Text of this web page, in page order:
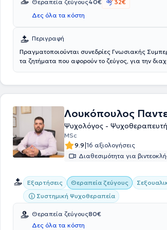
επιλεκτική αλαλία ή αδυναμία να σχετιστούν.
σήμερα πέντε υποτροφίες: τρεις κατά τη
στην Ψυχολογία (τις οποίες ολοκλήρωσε με
Θεραπεία ζεύγους40€
32€
Δες όλα τα κόστη
Περιγραφή
Πραγματοποιούνται συνεδρίες Γνωσιακής
τα ζητήματα που αφορούν το ζεύγος, για την
Λουκόπουλος
Ψυχολόγος -
MSc
9.9|16 αξιολογήσεις
Διαθεσιμότητα για
Εξαρτήσεις Θεραπεία ζεύγους
Συστημική Ψυχοθεραπεία
Θεραπεία ζεύγους80€
Δες όλα τα κόστη